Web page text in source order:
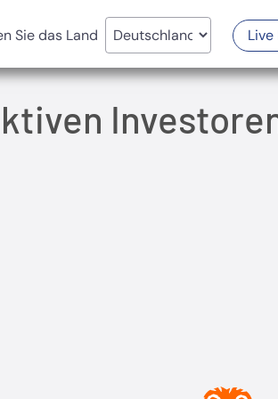
Sie das Land Live